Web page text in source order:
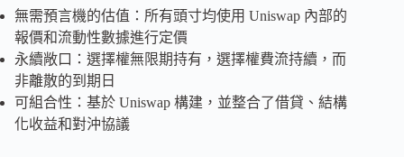
無需預言機的估值：所有頭寸均使用 Uniswap 內部的
報價和流動性數據進行定價
永續敞口：選擇權無限期持有，選擇權費流持續，而
非離散的到期日
可組合性：基於 Uniswap 構建，並整合了借貸、結構
化收益和對沖協議